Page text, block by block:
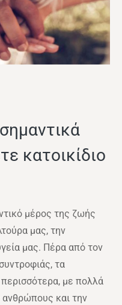
κατοικίδιο
μέρος της ζωής
μας, την
μας. Πέρα από τον
τα
με πολλά
ανθρώπους και την